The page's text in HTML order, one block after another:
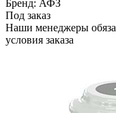
Бренд: АФЗ
Под заказ
Наши менеджеры
условия заказа